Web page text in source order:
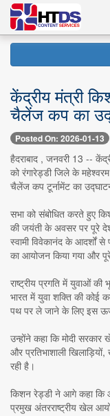
केंद्रीय मंत्री
चैलेंज कप का
Posted On: 2026-01-13
हैदराबाद , जनवरी 13 --
को रंगारेड्डी जिले के
चैलेंज कप टूर्नामेंट का
सभा को संबोधित करते हुए
की जयंती के अवसर पर पूरे देश
स्वामी विवेकानंद के आदर्शों
का आयोजन किया गया और
राष्ट्रीय प्रगति में युवाओं
भारत में युवा शक्ति की कोई
पथ पर ले जाने के लिए इस
उन्होंने कहा कि मोदी
और प्रतिभाशाली खिलाड़ियों,
रही है।
किशन रेड्डी ने आगे कहा कि
प्रमुख अंतरराष्ट्रीय खेल